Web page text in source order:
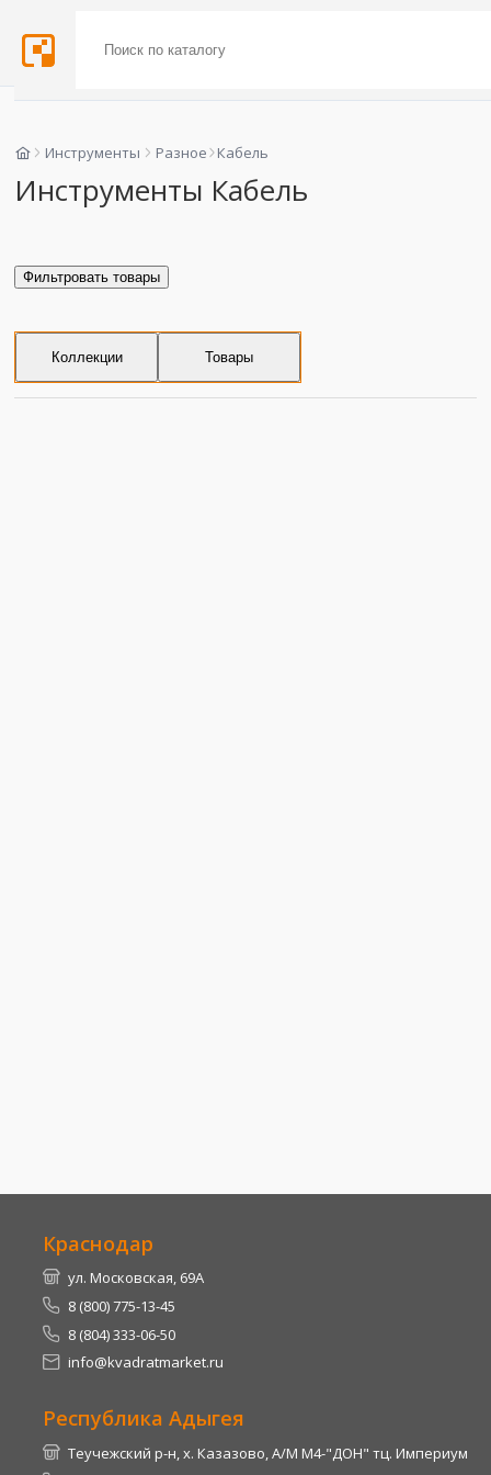
Инструменты Разное Кабель
Инструменты Кабель
Фильтровать товары
Коллекции Товары
Краснодар
ул. Московская, 69А
8 (800) 775-13-45
8 (804) 333-06-50
info@kvadratmarket.ru
Республика Адыгея
Теучежский р-н, х. Казазово, А/М М4-"ДОН" тц. Империум